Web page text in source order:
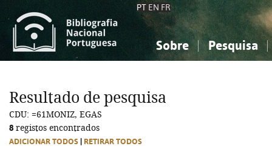
PT EN FR
Sobre Pesquisa
Ciências sociais...
Ciências sociais...
Resultado de pesquisa
CDU: =61MONIZ, EGAS
8 registos encontrados
ADICIONAR TODOS RETIRAR TODOS